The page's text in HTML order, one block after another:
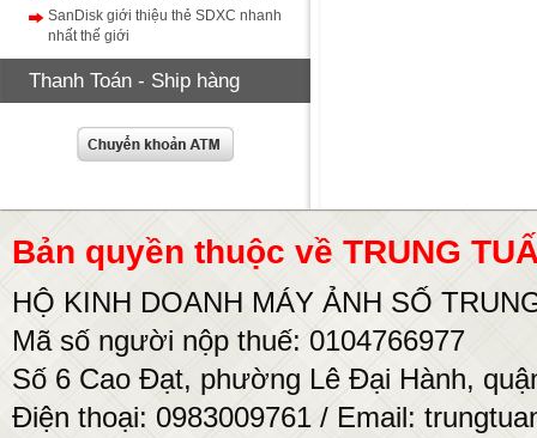
SanDisk giới thiệu thẻ SDXC nhanh
nhất thế giới
Thanh Toán - Ship hàng
Bản quyền thuộc về TRUNG
HỘ KINH DOANH MÁY ẢNH SỐ
Mã số người nộp thuế: 0104766977
Số 6 Cao Đạt, phường Lê Đại Hành,
Điện thoại: 0983009761 / Email: